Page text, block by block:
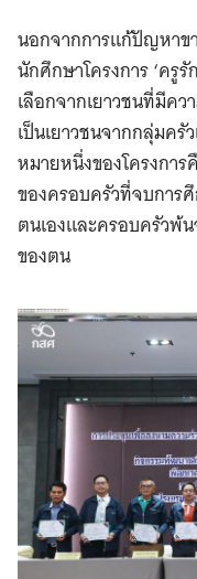
นอกจากการแก้ปัญหาข
นักศึกษาโครงการ ‘ครู
เลือกจากเยาวชนที่มีคว
เป็นเยาวชนจากกลุ่มครั
หมายหนึ่งของโครงกา
ของครอบครัวที่จบการ
ตนเองและครอบครัวพ้
ของตน